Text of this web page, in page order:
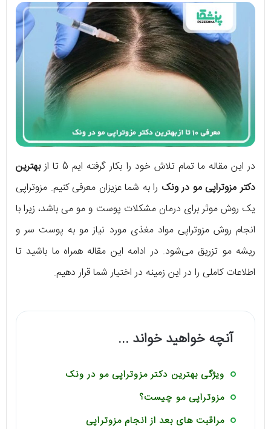
در این مقاله ما تمام تلاش خود را بکار گرفته ایم 5 تا از
بهترین
دکتر مزوتراپی مو در ونک را به شما عزیزان معرفی کنیم. مزوتراپی
یک روش موثر برای درمان مشکلات پوست و مو می باشد، زیرا با
انجام روش مزوتراپی مواد مغذی مورد نیاز مو به پوست سر و
ریشه مو تزریق می‌شود. در ادامه این مقاله همراه ما باشید تا
اطلاعات کاملی را در این زمینه در اختیار شما قرار دهیم.
آنچه خواهید خواند ...
ویژگی بهترین دکتر مزوتراپی مو در ونک
مزوتراپی مو چیست؟
مراقبت های بعد از انجام مزوتراپی